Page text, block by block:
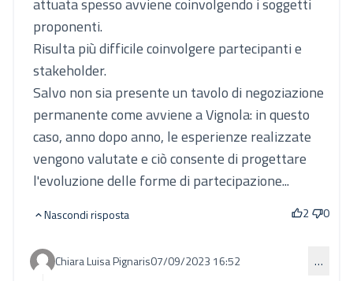
attuata spesso avviene coinvolgendo i soggetti
proponenti.
Risulta più difficile coinvolgere partecipanti e
stakeholder.
Salvo non sia presente un tavolo di negoziazione
permanente come avviene a Vignola: in questo
caso, anno dopo anno, le esperienze realizzate
vengono valutate e ciò consente di progettare
l'evoluzione delle forme di partecipazione...
Nascondi risposta 2 0
Commento 861 (risposta al commento 848)
Chiara Luisa Pignaris07/09/2023 16:52 …